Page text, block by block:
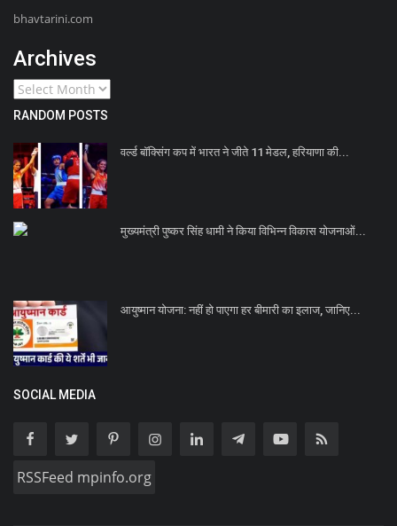
bhavtarini.com
Archives
RANDOM POSTS
वर्ल्ड बॉक्सिंग कप में भारत ने जीते 11 मेडल, हरियाणा की...
मुख्यमंत्री पुष्कर सिंह धामी ने किया विभिन्न विकास योजनाओं...
आयुष्मान योजना: नहीं हो पाएगा हर बीमारी का इलाज, जानिए...
SOCIAL MEDIA
RSSFeed mpinfo.org